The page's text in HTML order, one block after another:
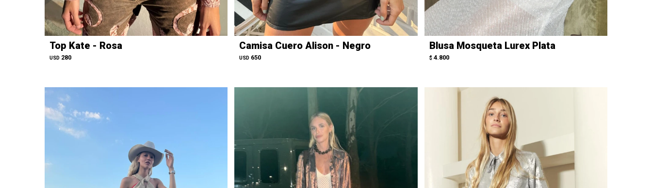
Top Kate - Rosa
USD 280
Camisa Cuero Alison - Negro
USD 650
Blusa Mosqueta Lurex Plata
$ 4.800